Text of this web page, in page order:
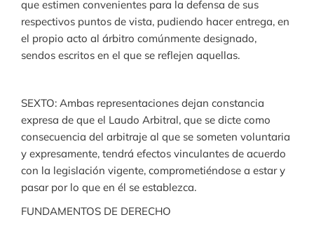
que estimen convenientes para la defensa de sus
respectivos puntos de vista, pudiendo hacer entrega, en
el propio acto al árbitro comúnmente designado,
sendos escritos en el que se reflejen aquellas.
SEXTO: Ambas representaciones dejan constancia
expresa de que el Laudo Arbitral, que se dicte como
consecuencia del arbitraje al que se someten voluntaria
y expresamente, tendrá efectos vinculantes de acuerdo
con la legislación vigente, comprometiéndose a estar y
pasar por lo que en él se establezca.
FUNDAMENTOS DE DERECHO